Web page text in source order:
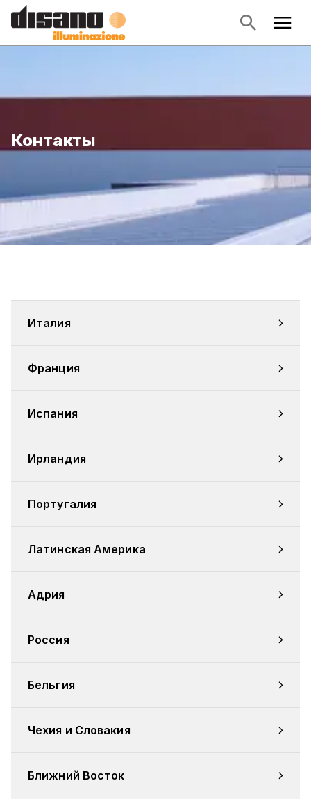
Контакты
Италия
Франция
Испания
Ирландия
Португалия
Латинская Америка
Адрия
Россия
Бельгия
Чехия и Словакия
Ближний Восток